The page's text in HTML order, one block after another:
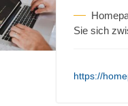
Sie sich
https://